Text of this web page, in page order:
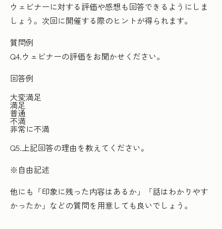
ウェビナーに対する評価や感想も回答できるようにしま
しょう。次回に開催する際のヒントが得られます。
質問例
Q4.ウェビナーの評価をお聞かせください。
回答例
大変満足
満足
普通
不満
非常に不満
Q5.上記回答の理由を教えてください。
※自由記述
他にも「印象に残った内容はあるか」「話はわかりやす
かったか」などの質問を用意しても良いでしょう。